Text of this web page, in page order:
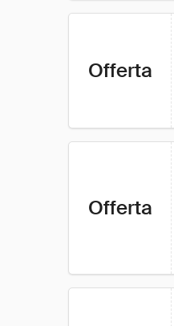
Offerta
Offerta